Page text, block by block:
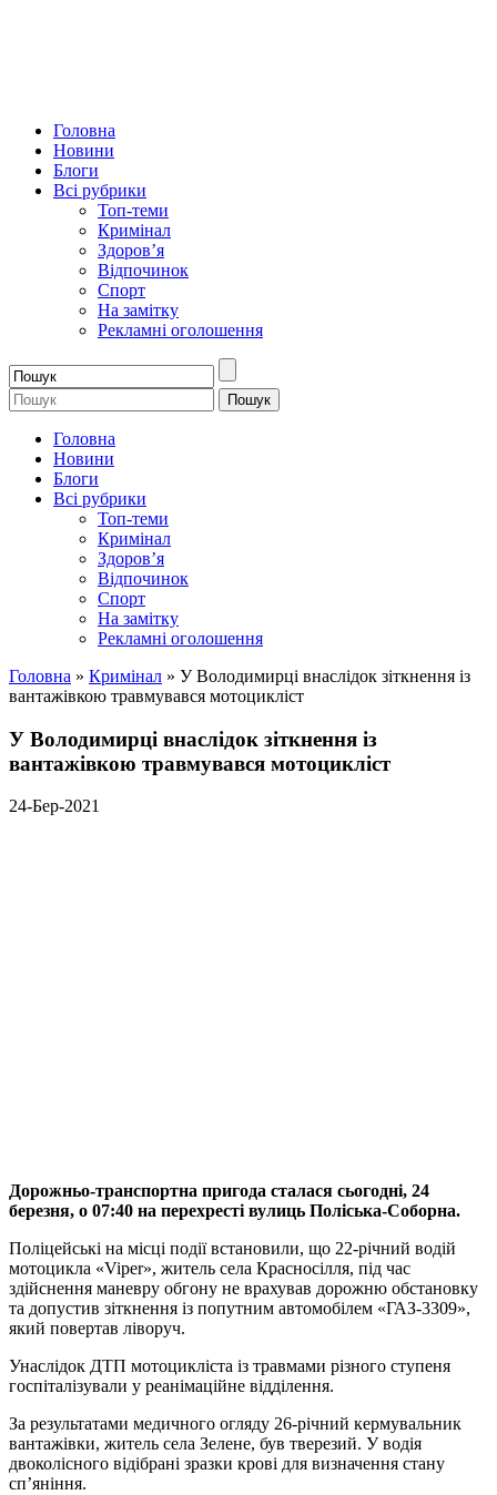
Головна
Новини
Блоги
Всі рубрики
Топ-теми
Кримінал
Здоров’я
Відпочинок
Спорт
На замітку
Рекламні оголошення
Головна
Новини
Блоги
Всі рубрики
Топ-теми
Кримінал
Здоров’я
Відпочинок
Спорт
На замітку
Рекламні оголошення
Головна » Кримінал » У Володимирці внаслідок зіткнення із
вантажівкою травмувався мотоцикліст
У Володимирці внаслідок зіткнення із
вантажівкою травмувався мотоцикліст
24-Бер-2021
Дорожньо-транспортна пригода сталася сьогодні, 24
березня, о 07:40 на перехресті вулиць Поліська-Соборна.
Поліцейські на місці події встановили, що 22-річний водій
мотоцикла «Viper», житель села Красносілля, під час
здійснення маневру обгону не врахував дорожню обстановку
та допустив зіткнення із попутним автомобілем «ГАЗ-3309»,
який повертав ліворуч.
Унаслідок ДТП мотоцикліста із травмами різного ступеня
госпіталізували у реанімаційне відділення.
За результатами медичного огляду 26-річний кермувальник
вантажівки, житель села Зелене, був тверезий. У водія
двоколісного відібрані зразки крові для визначення стану
сп’яніння.